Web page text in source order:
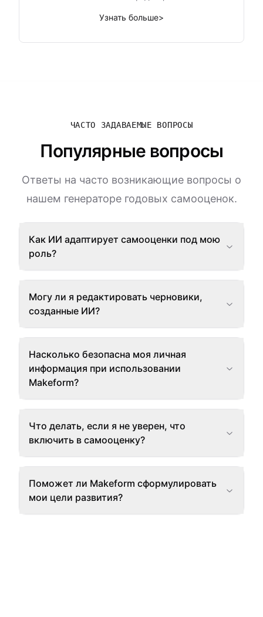
Узнать больше>
ЧАСТО ЗАДАВАЕМЫЕ ВОПРОСЫ
Популярные вопросы
Ответы на часто возникающие вопросы о
нашем генераторе годовых самооценок.
Как ИИ адаптирует самооценки под мою
роль?
Могу ли я редактировать черновики,
созданные ИИ?
Насколько безопасна моя личная
информация при использовании
Makeform?
Что делать, если я не уверен, что
включить в самооценку?
Поможет ли Makeform сформулировать
мои цели развития?